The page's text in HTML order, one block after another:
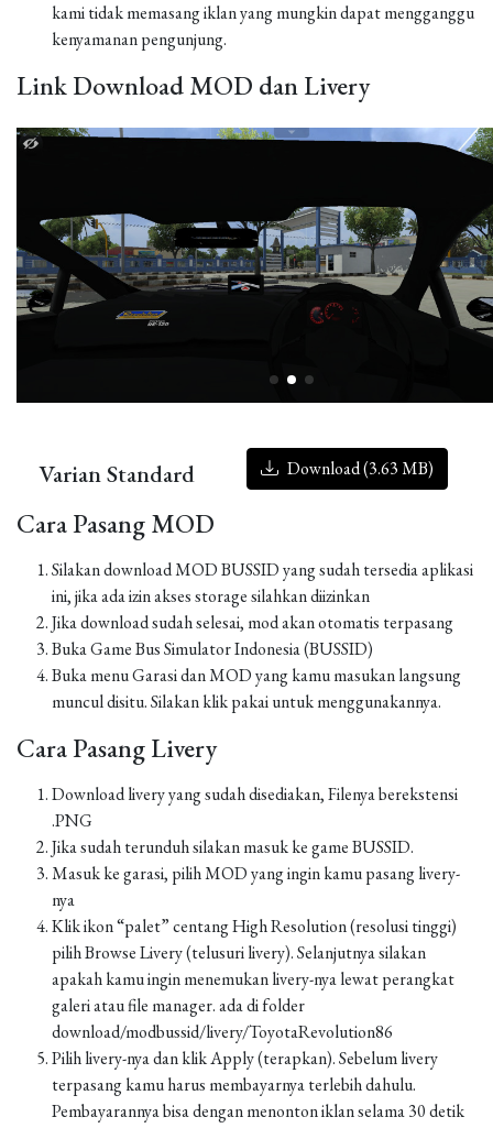
kami tidak memasang iklan yang mungkin dapat mengganggu
kenyamanan pengunjung.
Link Download MOD dan Livery
Varian Standard Download (3.63 MB)
Cara Pasang MOD
Silakan download MOD BUSSID yang sudah tersedia aplikasi
ini, jika ada izin akses storage silahkan diizinkan
Jika download sudah selesai, mod akan otomatis terpasang
Buka Game Bus Simulator Indonesia (BUSSID)
Buka menu Garasi dan MOD yang kamu masukan langsung
muncul disitu. Silakan klik pakai untuk menggunakannya.
Cara Pasang Livery
Download livery yang sudah disediakan, Filenya berekstensi
.PNG
Jika sudah terunduh silakan masuk ke game BUSSID.
Masuk ke garasi, pilih MOD yang ingin kamu pasang livery-
nya
Klik ikon “palet” centang High Resolution (resolusi tinggi)
pilih Browse Livery (telusuri livery). Selanjutnya silakan
apakah kamu ingin menemukan livery-nya lewat perangkat
galeri atau file manager. ada di folder
download/modbussid/livery/ToyotaRevolution86
Pilih livery-nya dan klik Apply (terapkan). Sebelum livery
terpasang kamu harus membayarnya terlebih dahulu.
Pembayarannya bisa dengan menonton iklan selama 30 detik